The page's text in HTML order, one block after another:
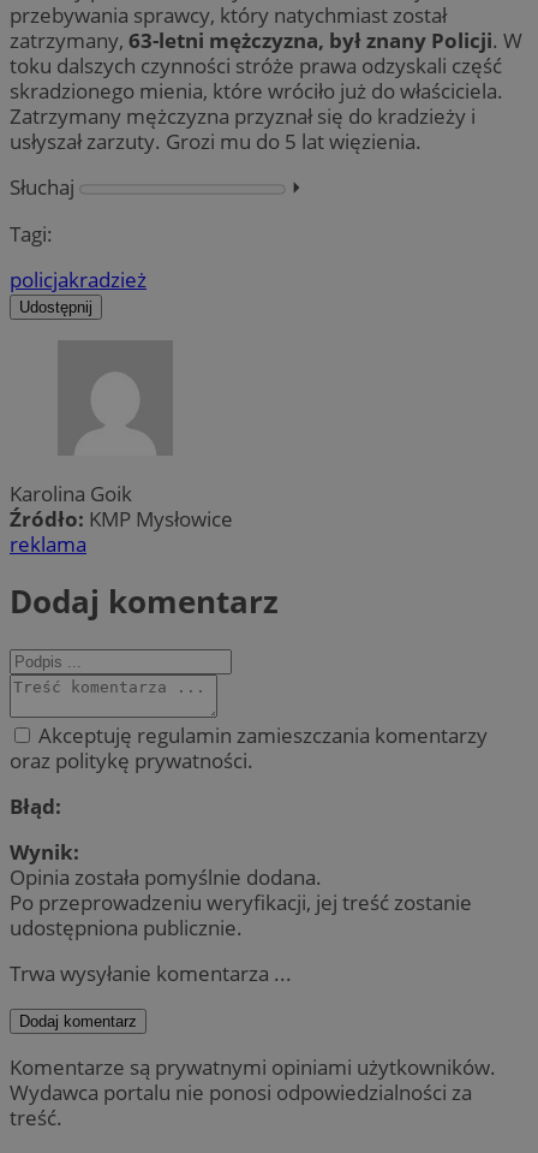
przebywania sprawcy, który natychmiast został
zatrzymany, 63-letni mężczyzna, był znany Policji. W
toku dalszych czynności stróże prawa odzyskali część
skradzionego mienia, które wróciło już do właściciela.
Zatrzymany mężczyzna przyznał się do kradzieży i
usłyszał zarzuty. Grozi mu do 5 lat więzienia.
Słuchaj
⏵︎
Tagi:
policjakradzież
Udostępnij
Karolina Goik
Źródło: KMP Mysłowice
reklama
Dodaj komentarz
Akceptuję regulamin zamieszczania komentarzy
oraz politykę prywatności.
Błąd:
Wynik:
Opinia została pomyślnie dodana.
Po przeprowadzeniu weryfikacji, jej treść zostanie
udostępniona publicznie.
Trwa wysyłanie komentarza ...
Dodaj komentarz
Komentarze są prywatnymi opiniami użytkowników.
Wydawca portalu nie ponosi odpowiedzialności za
treść.